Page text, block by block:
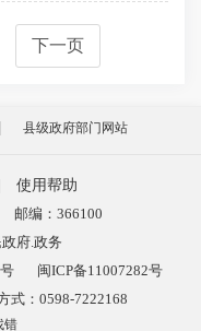
下一页
县级政府部门网站
使用帮助
邮编：366100
府.政务
闽ICP备11007282号
式：0598-7222168